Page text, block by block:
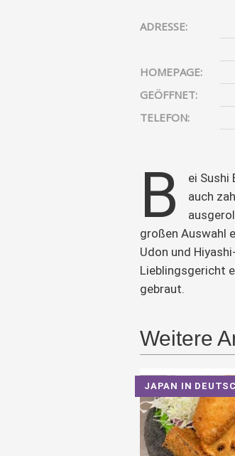
ADRESSE:
HOMEPAGE:
GEÖFFNET:
TELEFON:
B
ei Sushi
auch
großen Auswahl
Udon und
Lieblingsgericht
gebraut.
Weitere
JAPAN IN